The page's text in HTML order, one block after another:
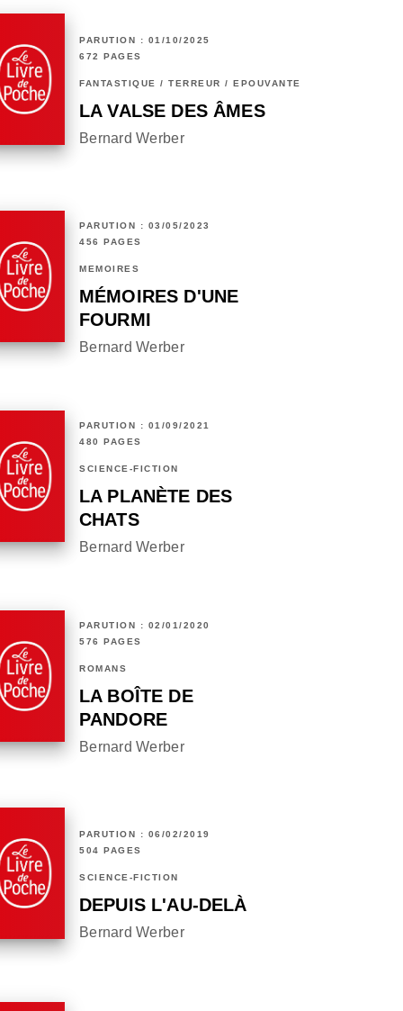
PARUTION : 01/10/2025
672 PAGES
FANTASTIQUE / TERREUR / EPOUVANTE
LA VALSE DES ÂMES
Bernard Werber
PARUTION : 03/05/2023
456 PAGES
MÉMOIRES
MÉMOIRES D'UNE
FOURMI
Bernard Werber
PARUTION : 01/09/2021
480 PAGES
SCIENCE-FICTION
LA PLANÈTE DES
CHATS
Bernard Werber
PARUTION : 02/01/2020
576 PAGES
ROMANS
LA BOÎTE DE
PANDORE
Bernard Werber
PARUTION : 06/02/2019
504 PAGES
SCIENCE-FICTION
DEPUIS L'AU-DELÀ
Bernard Werber